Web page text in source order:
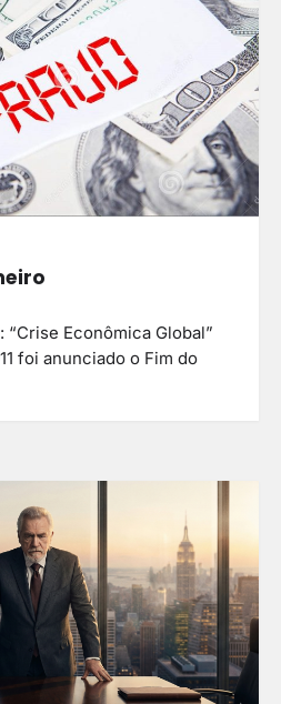
Econômica Global”
foi anunciado o Fim do